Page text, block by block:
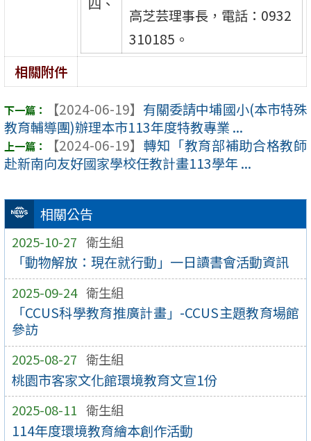
相關公告
2025-10-27 衛生組
「動物解放：現在就行動」一日讀書會活動資訊
2025-09-24 衛生組
「CCUS科學教育推廣計畫」-CCUS主題教育場館
參訪
2025-08-27 衛生組
桃園市客家文化館環境教育文宣1份
2025-08-11 衛生組
114年度環境教育繪本創作活動
高芝芸理事長，電話：0932
310185。
相關附件
【2024-06-19】 有關委請中埔國小(本市特殊
教育輔導團)辦理本市113年度特教專業 ...
【2024-06-19】 轉知「教育部補助合格教師
赴新南向友好國家學校任教計畫113學年 ...